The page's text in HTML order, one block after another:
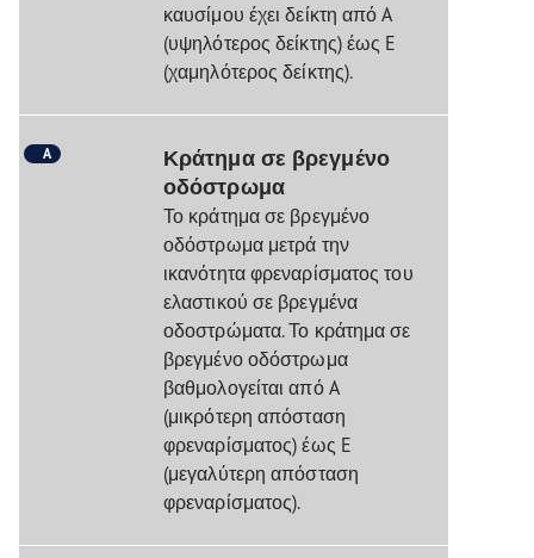
καυσίμου έχει δείκτη από A
(υψηλότερος δείκτης) έως E
(χαμηλότερος δείκτης).
A
Κράτημα σε βρεγμένο
οδόστρωμα
Το κράτημα σε βρεγμένο
οδόστρωμα μετρά την
ικανότητα φρεναρίσματος του
ελαστικού σε βρεγμένα
οδοστρώματα. Το κράτημα σε
βρεγμένο οδόστρωμα
βαθμολογείται από A
(μικρότερη απόσταση
φρεναρίσματος) έως E
(μεγαλύτερη απόσταση
φρεναρίσματος).